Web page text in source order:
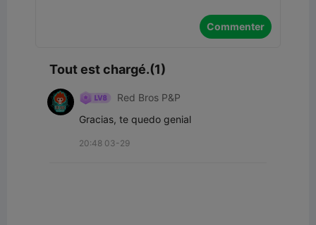
Commenter
Tout est chargé.(1)
Red Bros P&P
Gracias, te quedo genial
20:48 03-29